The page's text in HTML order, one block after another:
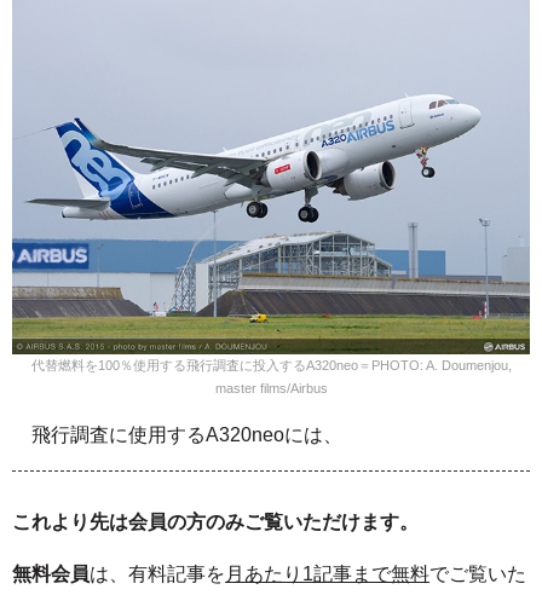
代替燃料を100％使用する飛行調査に投入するA320neo＝PHOTO: A. Doumenjou,
master films/Airbus
飛行調査に使用するA320neoには、
これより先は会員の方のみご覧いただけます。
無料会員は、有料記事を 月あたり1記事まで無料でご覧いた